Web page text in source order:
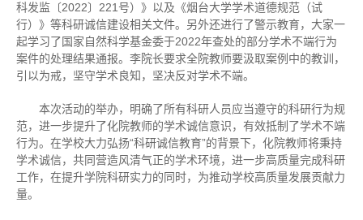
科发监〔2022〕221号）》以及《烟台大学学术道德规范（试
行）》等科研诚信建设相关文件。另外还进行了警示教育，大家一
起学习了国家自然科学基金委于2022年查处的部分学术不端行为
案件的处理结果通报。李院长要求全院教师要汲取案例中的教训，
引以为戒，坚守学术良知，坚决反对学术不端。
本次活动的举办，明确了所有科研人员应当遵守的科研行为规
范，进一步提升了化院教师的学术诚信意识，有效抵制了学术不端
行为。在学校大力弘扬“科研诚信教育”的背景下，化院教师将秉持
学术诚信，共同营造风清气正的学术环境，进一步高质量完成科研
工作，在提升学院科研实力的同时，为推动学校高质量发展贡献力
量。